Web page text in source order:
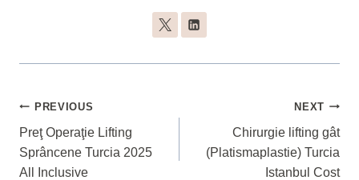
Navigare
În
Articole
PREVIOUS
Preţ Operaţie Lifting
Sprâncene Turcia 2025
All Inclusive
NEXT
Chirurgie lifting gât
(Platismaplastie) Turcia
Istanbul Cost